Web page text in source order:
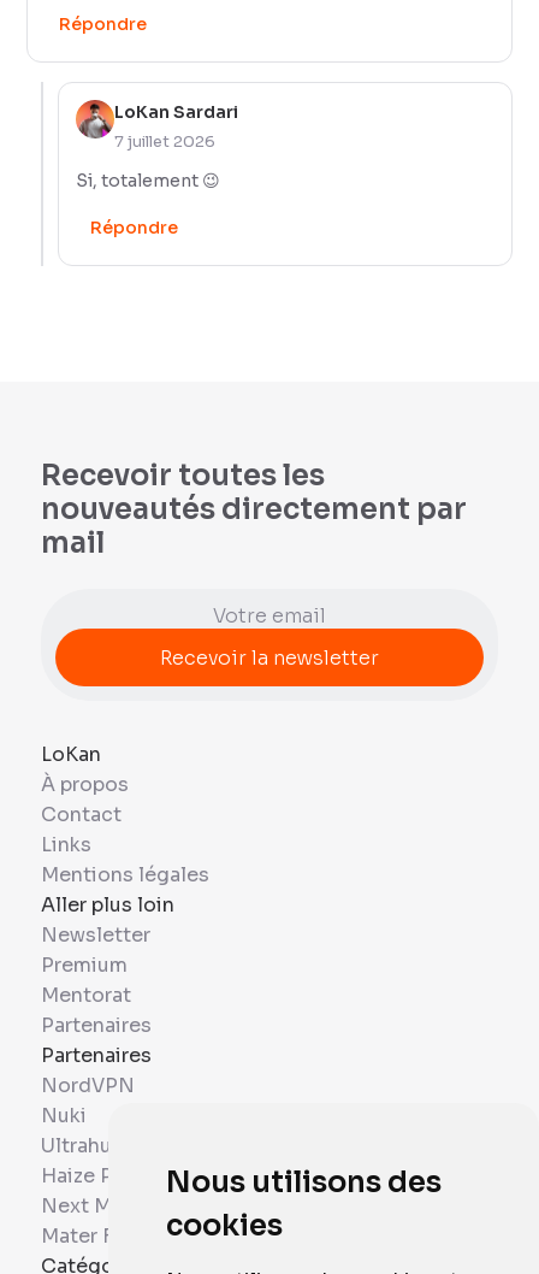
Nous utilisons des
cookies
Répondre
LoKan Sardari
7 juillet 2026
Si, totalement 😉
Répondre
Recevoir toutes les
nouveautés directement par
mail
LoKan
À propos
Contact
Links
Mentions légales
Aller plus loin
Newsletter
Premium
Mentorat
Partenaires
Partenaires
NordVPN
Nuki
Ultrahuman
Haize Project
Next Mobiles
Mater France
Catégories